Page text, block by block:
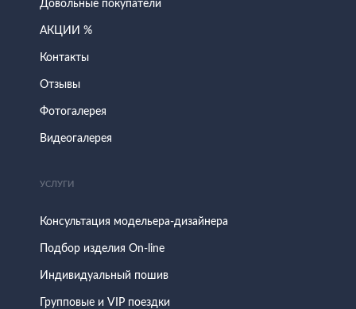
Довольные покупатели
АКЦИИ %
Контакты
Отзывы
Фотогалерея
Видеогалерея
УСЛУГИ
Консультация модельера-дизайнера
Подбор изделия On-line
Индивидуальный пошив
Групповые и VIP поездки